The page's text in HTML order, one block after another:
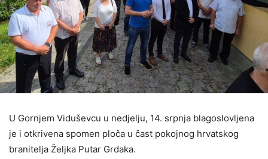
U Gornjem Viduševcu u nedjelju, 14. srpnja blagoslovljena
je i otkrivena spomen ploča u čast pokojnog hrvatskog
branitelja Željka Putar Grdaka.